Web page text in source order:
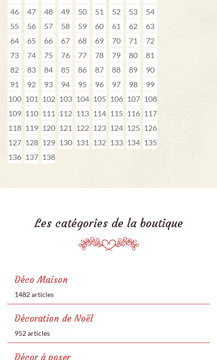
46
47 48 49 50 51 52 53
54
55
56 57 58 59 60 61 62
63
64
65 66 67 68 69 70 71
72
73
74 75 76 77 78 79 80
81
82
83 84 85 86 87 88 89
90
91
92 93 94 95 96 97 98
99
100 101 102 103 104 105 106 107 108
109 110 111 112 113 114 115 116 117
118 119 120 121 122 123 124 125 126
127 128 129 130 131 132 133 134 135
136 137 138
Les catégories de la boutique
Déco Maison
1482 articles
Décoration de Noël
952 articles
Décor à poser